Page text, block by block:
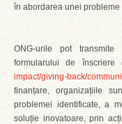
în abordarea unei
ONG-urile pot
formularului de
impact/giving-back/
finanțare, organizațiile
problemei identificate, a
soluție inovatoare, prin